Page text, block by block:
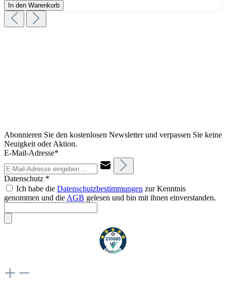
In den Warenkorb
Abonnieren Sie den kostenlosen Newsletter und verpassen Sie keine
Neuigkeit oder Aktion.
E-Mail-Adresse*
Datenschutz *
Ich habe die Datenschutzbestimmungen zur Kenntnis
genommen und die AGB gelesen und bin mit ihnen einverstanden.